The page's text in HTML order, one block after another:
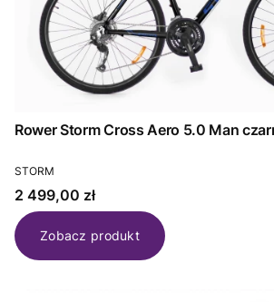
Rower Storm Cross Aero 5.0 Man
PRODUCENT
STORM
Cena
2 499,00 zł
Zobacz produkt